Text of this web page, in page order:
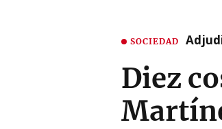
SOCIEDAD
Diez